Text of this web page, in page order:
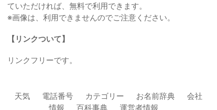
ていただければ、無料で利用できます。
※画像は、利用できませんのでご注意ください。
【リンクついて】
リンクフリーです。
天気 電話番号 カテゴリー お名前辞典
会社
情報
百科事典 運営者情報